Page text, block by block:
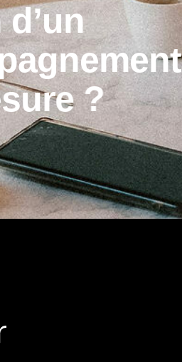
d’un
agnement
sure ?